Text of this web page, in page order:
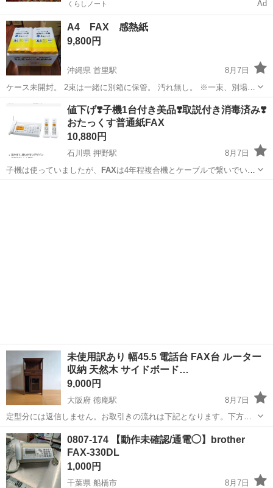
くらしノート Ad
A4 FAX 感熱紙
9,800円
沖縄県 首里駅
8月7日
ケース未開封。 2束は一緒に別箱に保管。 汚れ無し。 ※一束、別場所
保管で パッケージに汚れ有り、 中は問題無いと思います。 を、お付
けします。 計、13束。 一束￥1300～￥1600 くらいしますので、 かな
りお得だ...
沖縄 首里駅 その他 一束
値下げ❣️子機1台付き美品❣️取説付き消毒済み❣️
おたっくす普通紙FAX
10,880円
石川県 押野駅
8月7日
子機は使っていましたが、 FAXは4年程複合機とケーブルで繋いでいた
だ…
未使用訳あり 幅45.5 電話台 FAX台 ルーター
収納 天然木 サイドボード…
9,000円
大阪府 徳庵駅
8月7日
定型分には返信しません。お取引きの流れは下記となります。下方注
意事項がありますので全文お読みの上メッセージをお願いします。 ■
未使用、撮影サンプル品。また、倉庫保管上の小キズがある場合がご
ざいます。 ■商品の仕様...
大阪 東大阪市 収納家具 FAX
0807-174 【動作未確認/通電◯】brother
FAX-330DL
1,000円
千葉県 船橋市
8月7日